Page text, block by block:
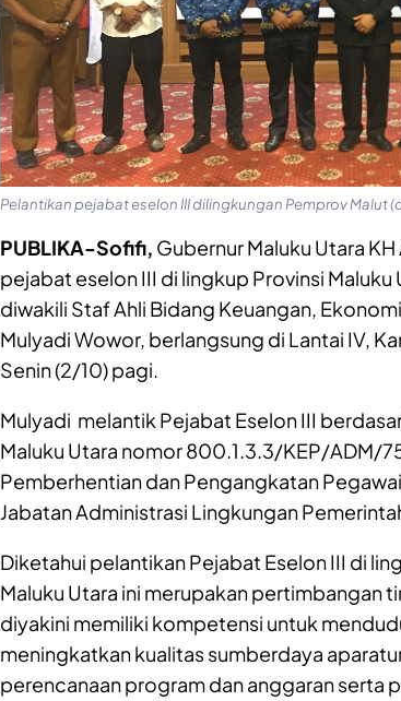
Pelantikan pejabat eselon III dilingkungan Pemprov Malut
PUBLIKA-Sofifi, Gubernur Maluku Utara
pejabat eselon III di lingkup Provinsi
diwakili Staf Ahli Bidang Keuangan,
Mulyadi Wowor, berlangsung di Lantai IV,
Senin (2/10) pagi.
Mulyadi melantik Pejabat Eselon III
Maluku Utara nomor 800.1.3.3/KEP/ADM/
Pemberhentian dan Pengangkatan
Jabatan Administrasi Lingkungan
Diketahui pelantikan Pejabat Eselon III di
Maluku Utara ini merupakan pertimbangan
diyakini memiliki kompetensi untuk
meningkatkan kualitas sumberdaya
perencanaan program dan anggaran serta